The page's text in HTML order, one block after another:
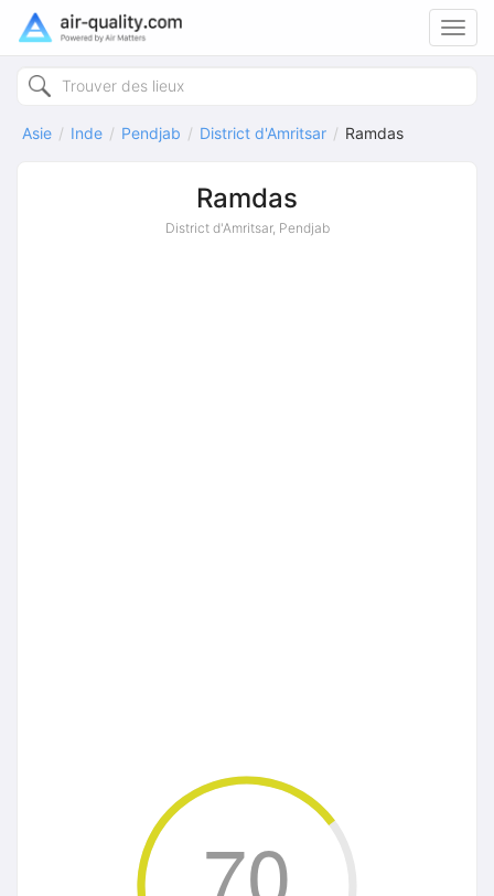
Asie Inde Pendjab District d'Amritsar Ramdas
Ramdas
District d'Amritsar, Pendjab
70